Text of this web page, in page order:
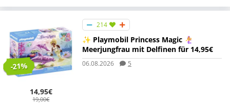
-21%
14,95€
19,00€
214
✨ Playmobil Princess Magic 🧜‍♀️
Meerjungfrau mit Delfinen für 14,95€
06.08.2026 5